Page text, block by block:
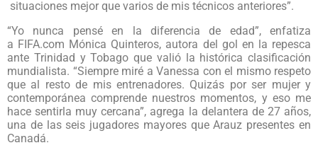
situaciones mejor que varios de mis técnicos anteriores”.
“Yo nunca pensé en la diferencia de edad”, enfatiza
a FIFA.com Mónica Quinteros, autora del gol en la repesca
ante Trinidad y Tobago que valió la histórica clasificación
mundialista. “Siempre miré a Vanessa con el mismo respeto
que al resto de mis entrenadores. Quizás por ser mujer y
contemporánea comprende nuestros momentos, y eso me
hace sentirla muy cercana”, agrega la delantera de 27 años,
una de las seis jugadores mayores que Arauz presentes en
Canadá.